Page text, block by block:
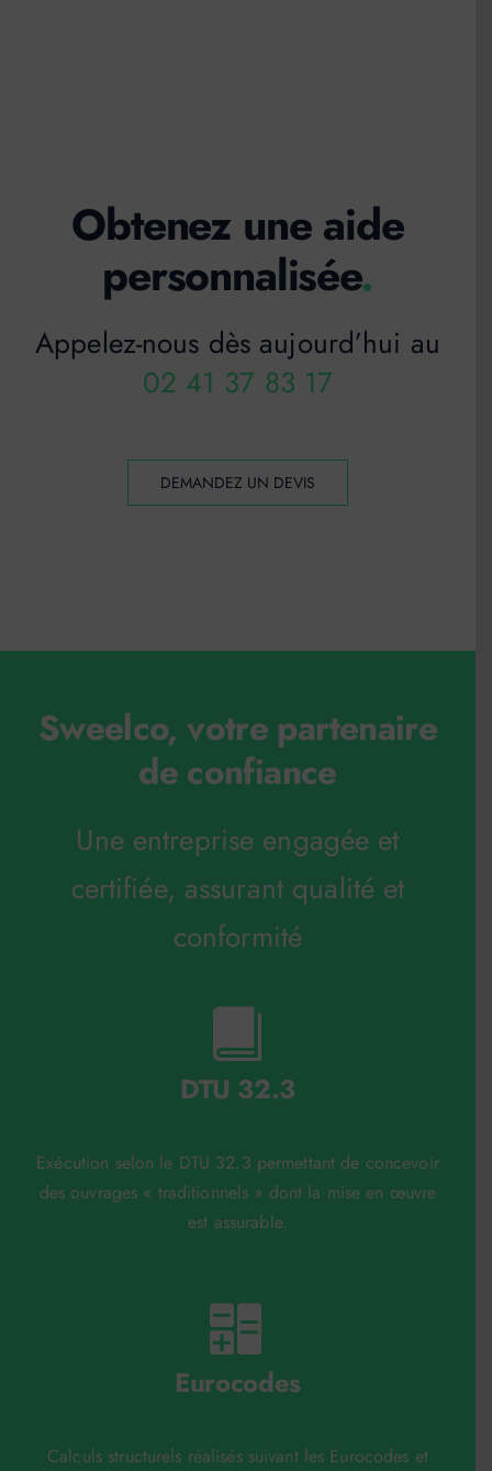
Obtenez une aide
personnalisée.
Appelez-nous dès aujourd’hui au
02 41 37 83 17
DEMANDEZ UN DEVIS
Sweelco, votre partenaire
de confiance
Une entreprise engagée et
certifiée, assurant qualité et
conformité
DTU 32.3
Exécution selon le DTU 32.3 permettant de concevoir
des ouvrages « traditionnels » dont la mise en œuvre
est assurable.
Eurocodes
Calculs structurels réalisés suivant les Eurocodes et